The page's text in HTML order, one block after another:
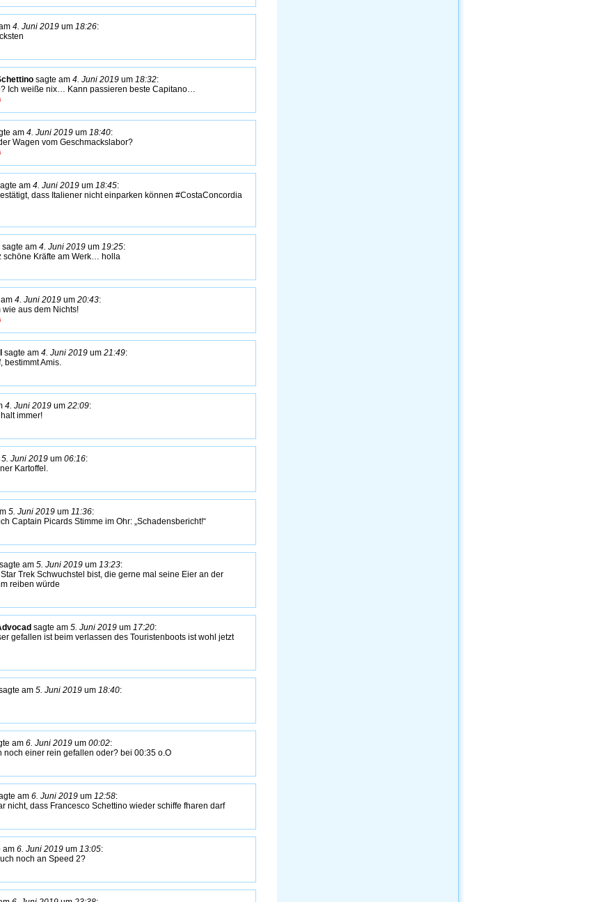
4. Juni 2019 um 18:26:
sagte am 4. Juni 2019 um 18:32:
Ich weiße nix… Kann passieren beste Capitano…
am 4. Juni 2019 um 18:40:
Wagen vom Geschmackslabor?
am 4. Juni 2019 um 18:45:
dass Italiener nicht einparken können #CostaConcordia
sagte am 4. Juni 2019 um 19:25:
schöne Kräfte am Werk… holla
4. Juni 2019 um 20:43:
wie aus dem Nichts!
sagte am 4. Juni 2019 um 21:49:
bestimmt Amis.
4. Juni 2019 um 22:09:
immer!
5. Juni 2019 um 06:16:
Kartoffel.
5. Juni 2019 um 11:36:
Captain Picards Stimme im Ohr: „Schadensbericht!“
sagte am 5. Juni 2019 um 13:23:
Trek Schwuchstel bist, die gerne mal seine Eier an der
reiben würde
sagte am 5. Juni 2019 um 17:20:
gefallen ist beim verlassen des Touristenboots ist wohl jetzt
am 5. Juni 2019 um 18:40:
am 6. Juni 2019 um 00:02:
noch einer rein gefallen oder? bei 00:35 o.O
am 6. Juni 2019 um 12:58:
nicht, dass Francesco Schettino wieder schiffe fharen darf
am 6. Juni 2019 um 13:05:
noch an Speed 2?